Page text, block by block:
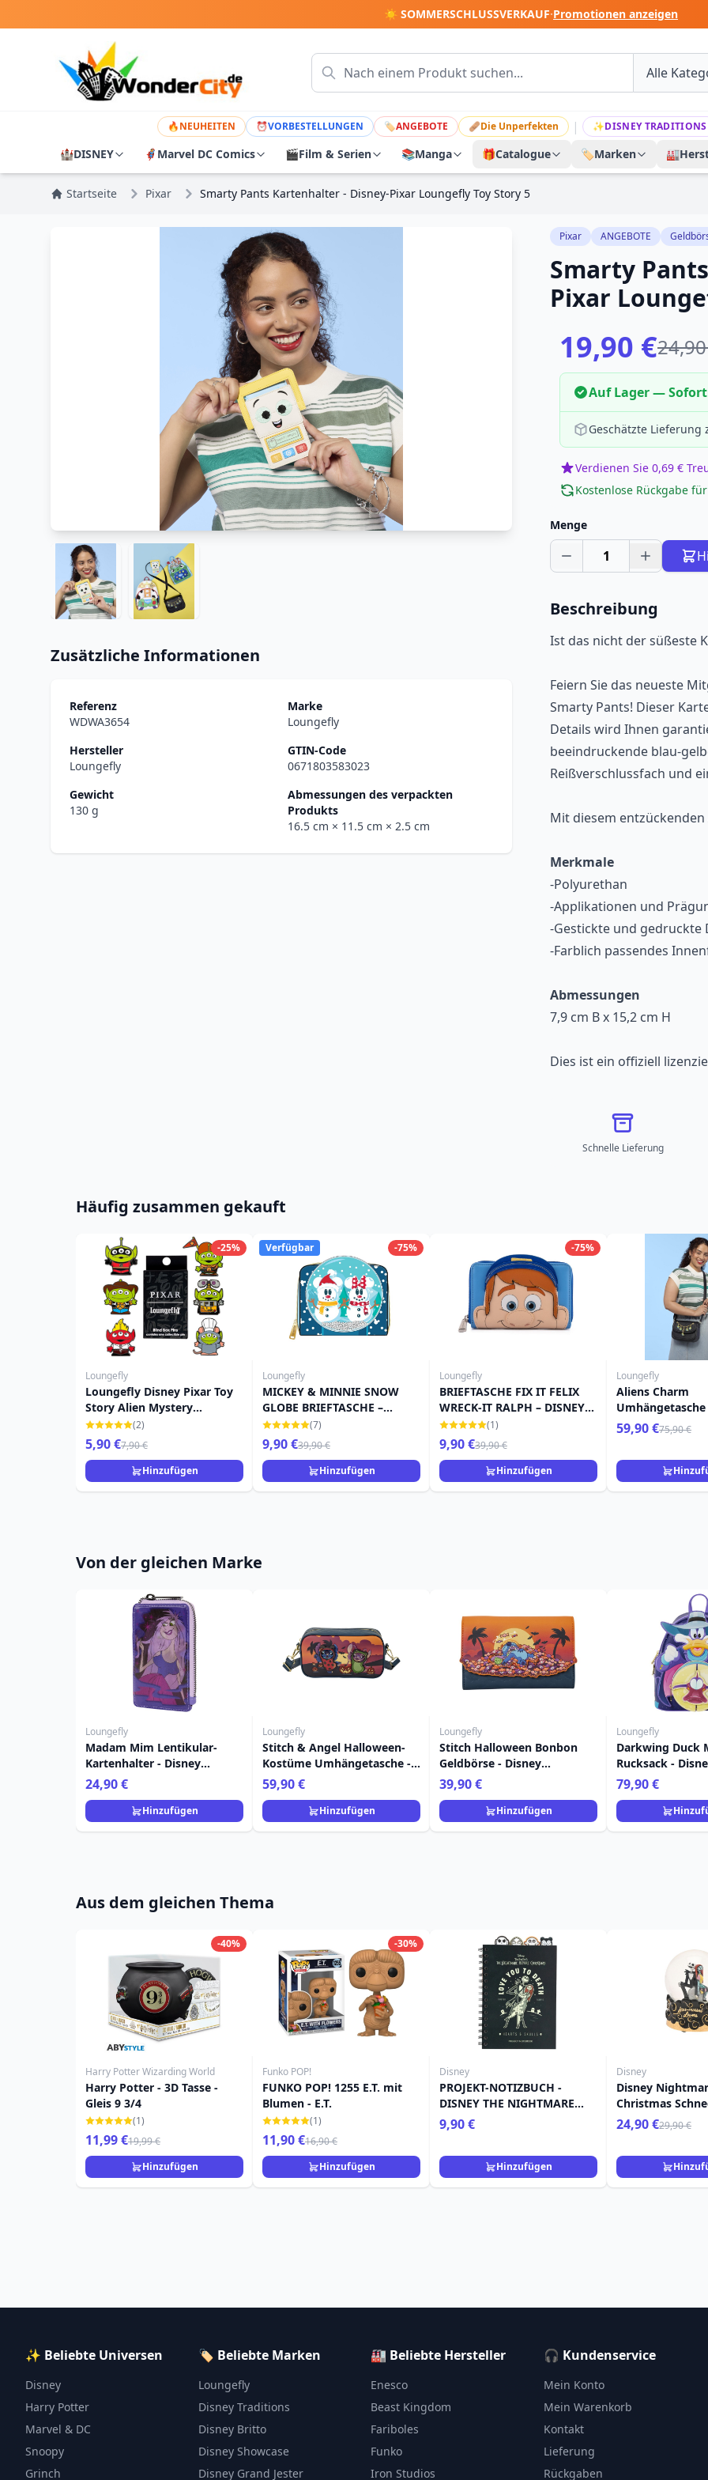
☀️ SOMMERSCHLUSSVERKAUF·Promotionen anzeigen
🔥NEUHEITEN ⏰VORBESTELLUNGEN 🏷ANGEBOTE 🩹Die Unperfekten | ✨DISNEY TRADITIONS
🏰DISNEY 🦸 Marvel DC Comics 🎬Film & Serien 📚Manga 🎁Catalogue 🏷️Marken 🏭
Startseite Pixar Smarty Pants Kartenhalter - Disney-Pixar Loungefly Toy Story 5
Zusätzliche Informationen
Referenz
WDWA3654
Marke
Loungefly
Hersteller
Loungefly
GTIN-Code
0671803583023
Gewicht
130 g
Abmessungen des verpackten
Produkts
16.5 cm × 11.5 cm × 2.5 cm
Pixar ANGEBOTE
Smarty
Pixar
19,90 €
Auf Lager —
Geschätzte Lieferung
Verdienen Sie 0,69 €
Kostenlose Rückgabe
Menge
1
Beschreibung
Ist das nicht der süßeste
Feiern Sie das neueste
Smarty Pants! Dieser
Details wird Ihnen
beeindruckende blau-
Reißverschlussfach und
Mit diesem
Merkmale
-Polyurethan
-Applikationen und
-Gestickte und gedruckte
-Farblich passendes
Abmessungen
7,9 cm B x 15,2 cm H
Dies ist ein offiziell
Schnelle Lieferung
Häufig zusammen gekauft
-25%
Loungefly
Loungefly Disney Pixar Toy
Story Alien Mystery
Blindbox Emaille-
Anstecknadel
(2)
5,90 €7,90 €
Hinzufügen
-75%
Verfügbar
Loungefly
MICKEY & MINNIE SNOW
GLOBE BRIEFTASCHE –
DISNEY LOUNGEFLY
(7)
9,90 €39,90 €
Hinzufügen
-75%
Loungefly
BRIEFTASCHE FIX IT FELIX
WRECK-IT RALPH – DISNEY
LOUNGEFLY
(1)
9,90 €39,90 €
Hinzufügen
Loungefly
Aliens Charm
Umhängetasche
Pixar Loungefly
59,90 €75,90 €
Von der gleichen Marke
Loungefly
Madam Mim Lentikular-
Kartenhalter - Disney
Loungefly Die Hexe und der
Zauberer
24,90 €
Hinzufügen
Loungefly
Stitch & Angel Halloween-
Kostüme Umhängetasche -
Disney Loungefly
59,90 €
Hinzufügen
Loungefly
Stitch Halloween Bonbon
Geldbörse - Disney
Loungefly
39,90 €
Hinzufügen
Loungefly
Darkwing Duck
Rucksack -
79,90 €
Aus dem gleichen Thema
-40%
Harry Potter Wizarding World
Harry Potter - 3D Tasse -
Gleis 9 3/4
(1)
11,99 €19,99 €
Hinzufügen
-30%
Funko POP!
FUNKO POP! 1255 E.T. mit
Blumen - E.T.
(1)
11,90 €16,90 €
Hinzufügen
Disney
PROJEKT-NOTIZBUCH -
DISNEY THE NIGHTMARE
BEFORE CHRITSMAS
9,90 €
Hinzufügen
Disney
Disney
Christmas
24,90 €29,90 €
✨ Beliebte Universen
Disney
Harry Potter
Marvel & DC
Snoopy
Grinch
🏷️ Beliebte Marken
Loungefly
Disney Traditions
Disney Britto
Disney Showcase
Disney Grand Jester
🏭 Beliebte Hersteller
Enesco
Beast Kingdom
Fariboles
Funko
Iron Studios
🎧 Kundenservice
Mein Konto
Mein Warenkorb
Kontakt
Lieferung
Rückgaben